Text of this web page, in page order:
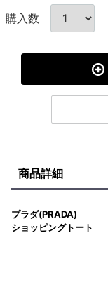
購入数
商品詳細
プラダ(PRADA)
ショッピングトート